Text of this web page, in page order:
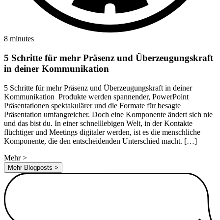
8 minutes
5 Schritte für mehr Präsenz und Überzeugungskraft
in deiner Kommunikation
5 Schritte für mehr Präsenz und Überzeugungskraft in deiner
Kommunikation Produkte werden spannender, PowerPoint
Präsentationen spektakulärer und die Formate für besagte
Präsentation umfangreicher. Doch eine Komponente ändert sich nie
und das bist du. In einer schnelllebigen Welt, in der Kontakte
flüchtiger und Meetings digitaler werden, ist es die menschliche
Komponente, die den entscheidenden Unterschied macht. […]
Mehr>
Mehr Blogposts >